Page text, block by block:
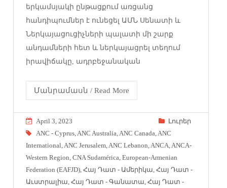
երկամսյակի ընթացքում առցանց
հանդիպումներ է ունեցել ԱՄՆ Սենատի և
Ներկայացուցիչների պալատի մի շարք
անդամների հետ և ներկայացրել տեղում
իրավիճակը, ադրբեջանական
Մանրամասն / Read More
April 3, 2023
Լուրեր
ANC - Cyprus ANC Australia ANC Canada ANC
International ANC Jerusalem ANC Lebanon ANCA ANCA-
Western Region ,CNA Sudamérica ,European-Armenian
Federation (EAFJD) ,Հայ Դատ - Ամերիկա ,Հայ Դատ -
Աւստրալիա ,Հայ Դատ - Գանատա ,Հայ Դատ -